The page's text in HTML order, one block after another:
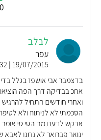
0
לבלב
עפר
19/07/2015 | 10:32
בדצמבר אבי אושפז בגלל
ואחרי חודשים התחיל
הסכמתי לא לניתוח ולא
אבקש לדעת מה הסי טי אומר
ינואר פברואר לא נתנו לאבא